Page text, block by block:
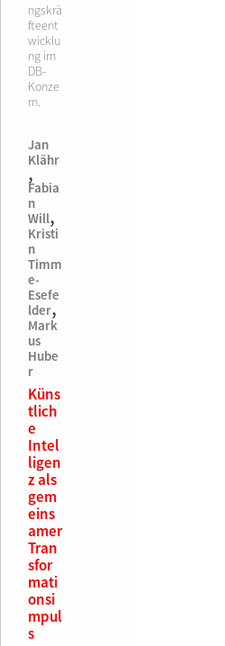
ngskrä
fteent
wicklu
ng im
DB-
Konze
rn.
Jan
Klähr
,
Fabia
n
Will,
Kristi
n
Timm
e-
Esefe
lder,
Mark
us
Hube
r
Küns
tlich
e
Intel
ligen
z als
gem
eins
amer
Tran
sfor
mati
onsi
mpul
s